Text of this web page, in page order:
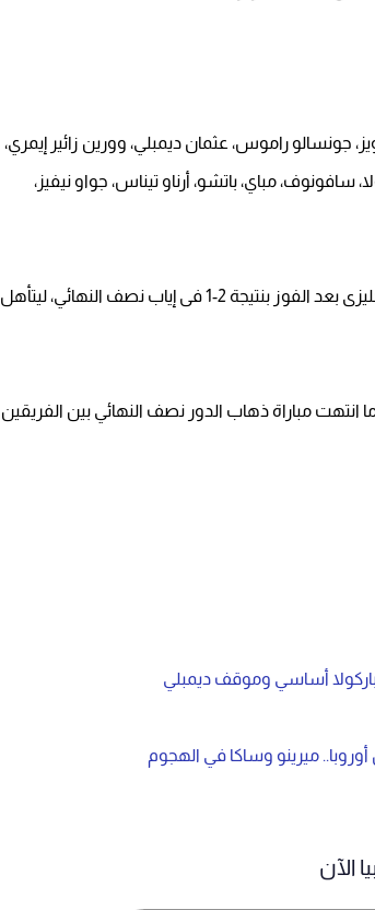
جونسالو راموس، عثمان ديمبلي، وورين زائير إيمري،
سافونوف، مباي، باتشو، أرناو تيناس، جواو نيفيز،
وتأهل باريس سان جيرمان إلى نهائي البطولة على حساب أرسنال الإنجليزى بعد الفوز بنتيجة 2-1 فى إياب نصف النهائي، ليتأهل
7-6 بمجموع المباراتين بعدما انتهت مباراة ذهاب الدور نصف النهائي بين الفريقين
أساسي وموقف ديمبلي
ميرينو وساكا في الهجوم
الآن